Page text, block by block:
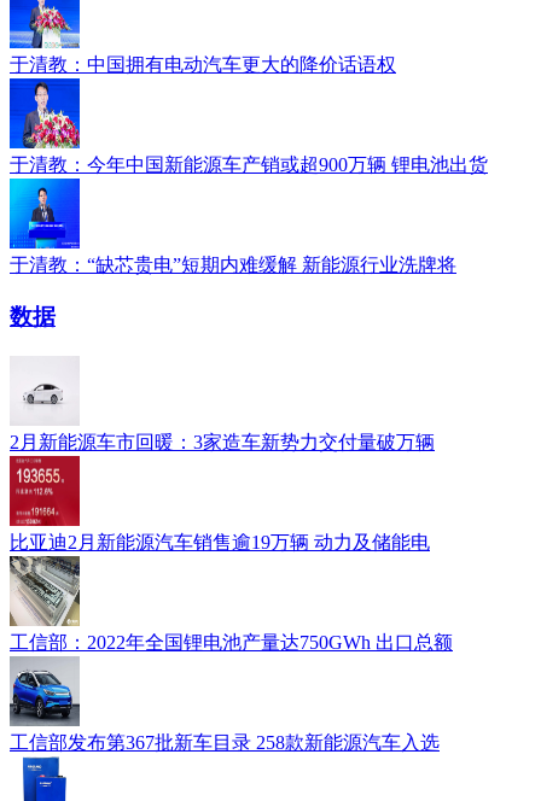
于清教：中国拥有电动汽车更大的降价话语权
于清教：今年中国新能源车产销或超900万辆 锂电池出货
于清教：“缺芯贵电”短期内难缓解 新能源行业洗牌将
数据
2月新能源车市回暖：3家造车新势力交付量破万辆
比亚迪2月新能源汽车销售逾19万辆 动力及储能电
工信部：2022年全国锂电池产量达750GWh 出口总额
工信部发布第367批新车目录 258款新能源汽车入选